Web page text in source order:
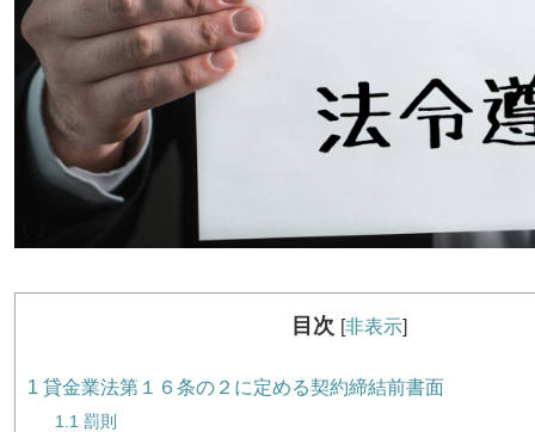
目次 [非表示]
1 貸金業法第１６条の２に定める契約締結前書面
1.1 罰則